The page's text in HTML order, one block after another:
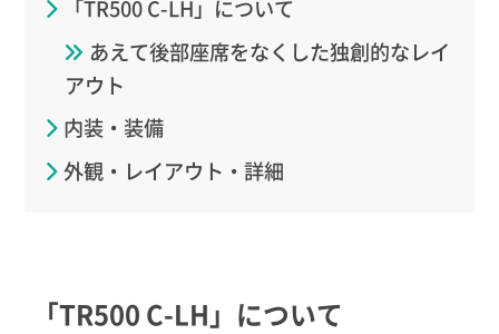
「TR500 C-LH」について
あえて後部座席をなくした独創的なレイ
アウト
内装・装備
外観・レイアウト・詳細
「TR500 C-LH」について